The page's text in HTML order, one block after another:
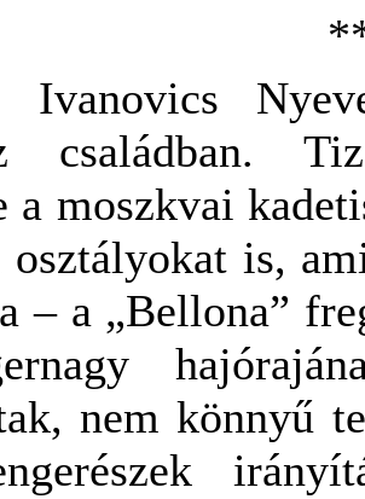
Ivanovics
családban.
a moszkvai
is,
– a „Bellona”
nem könnyű